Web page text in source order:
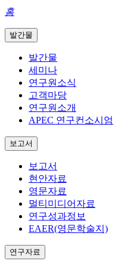
홈
발간물
발간물
세미나
연구원소식
고객마당
연구원소개
APEC 연구컨소시엄
보고서
보고서
현안자료
영문자료
멀티미디어자료
연구성과정보
EAER(영문학술지)
연구자료